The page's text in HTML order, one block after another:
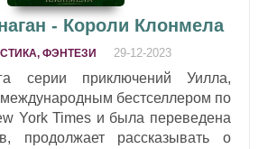
- Короли Клонмела
ФЭНТЕЗИ 29-12-2023
серии приключений Уилла,
международным бестселлером по
York Times и была переведена
продолжает рассказывать о